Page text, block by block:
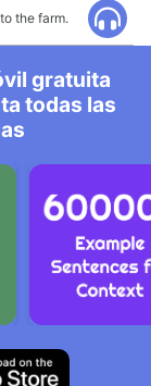
the farm.
gratuita
todas las